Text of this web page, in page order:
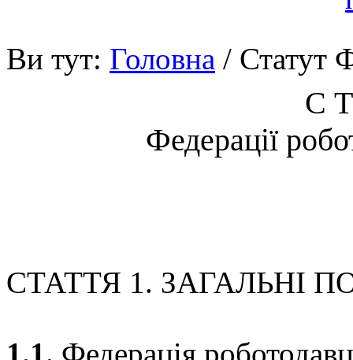
Ви тут: Головна / Статут
С
Федерації
СТАТТЯ 1. ЗАГАЛЬНІ